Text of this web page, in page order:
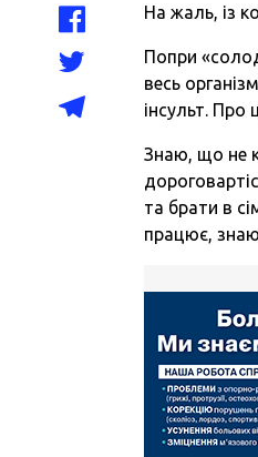
На жаль, із
Попри
весь
інсульт. Про
Знаю, що не
та брати в
працює,